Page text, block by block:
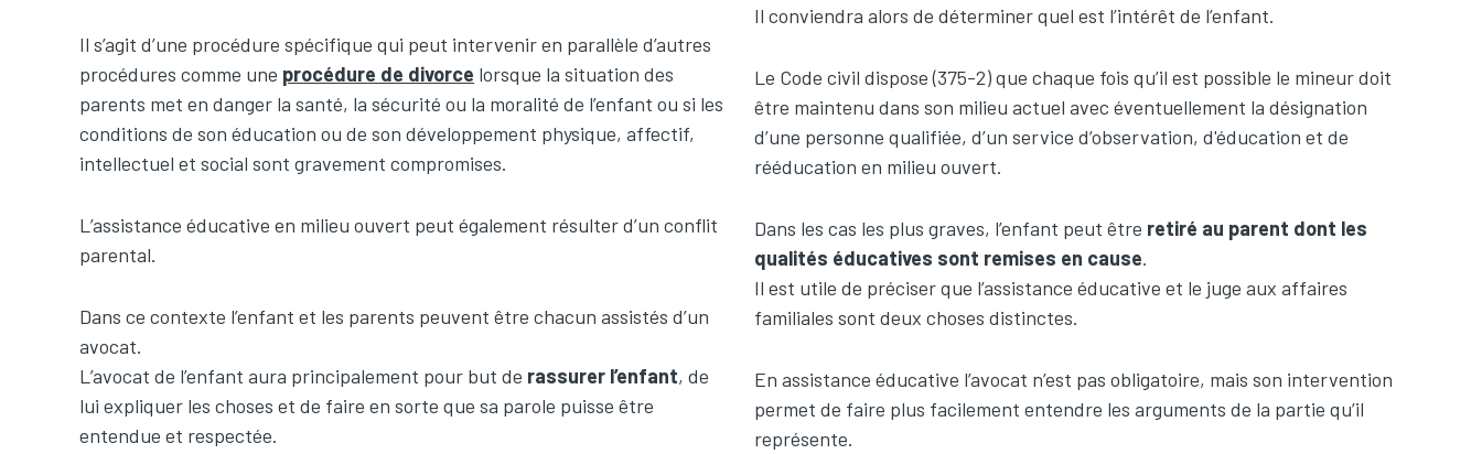
Il s’agit d’une procédure spécifique qui peut intervenir en parallèle d’autres
procédures comme une procédure de divorce lorsque la situation des
parents met en danger la santé, la sécurité ou la moralité de l’enfant ou si les
conditions de son éducation ou de son développement physique, affectif,
intellectuel et social sont gravement compromises.
L’assistance éducative en milieu ouvert peut également résulter d’un conflit
parental.
Dans ce contexte l’enfant et les parents peuvent être chacun assistés d’un
avocat.
L’avocat de l’enfant aura principalement pour but de rassurer l’enfant, de
lui expliquer les choses et de faire en sorte que sa parole puisse être
entendue et respectée.
Il conviendra alors de déterminer quel est l’intérêt de l’enfant.
Le Code civil dispose (375-2) que chaque fois qu’il est possible le mineur doit
être maintenu dans son milieu actuel avec éventuellement la désignation
d’une personne qualifiée, d’un service d’observation, d'éducation et de
rééducation en milieu ouvert.
Dans les cas les plus graves, l’enfant peut être retiré au parent dont les
qualités éducatives sont remises en cause.
Il est utile de préciser que l’assistance éducative et le juge aux affaires
familiales sont deux choses distinctes.
En assistance éducative l’avocat n’est pas obligatoire, mais son intervention
permet de faire plus facilement entendre les arguments de la partie qu’il
représente.